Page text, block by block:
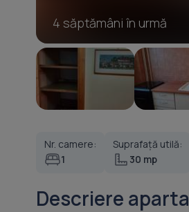
4 săptămâni în urmă
Nr. camere:
1
Suprafață utilă:
30 mp
Descriere